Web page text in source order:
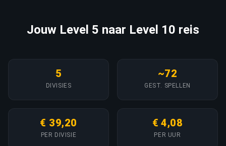
Jouw Level 5 naar Level 10 reis
5
DIVISIES
~72
GEST. SPELLEN
€ 39,20
PER DIVISIE
€ 4,08
PER UUR